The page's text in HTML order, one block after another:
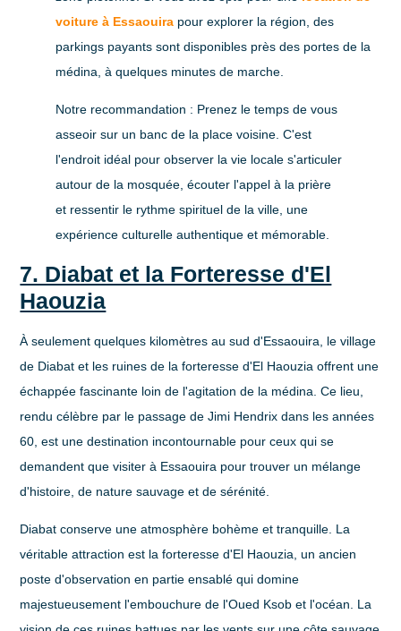
voiture à Essaouira pour explorer la région, des
parkings payants sont disponibles près des portes de la
médina, à quelques minutes de marche.
Notre recommandation : Prenez le temps de vous
asseoir sur un banc de la place voisine. C'est
l'endroit idéal pour observer la vie locale s'articuler
autour de la mosquée, écouter l'appel à la prière
et ressentir le rythme spirituel de la ville, une
expérience culturelle authentique et mémorable.
7. Diabat et la Forteresse d'El
Haouzia
À seulement quelques kilomètres au sud d'Essaouira, le village
de Diabat et les ruines de la forteresse d'El Haouzia offrent une
échappée fascinante loin de l'agitation de la médina. Ce lieu,
rendu célèbre par le passage de Jimi Hendrix dans les années
60, est une destination incontournable pour ceux qui se
demandentque visiter à Essaouira pour trouver un mélange
d'histoire, de nature sauvage et de sérénité.
Diabat conserve une atmosphère bohème et tranquille. La
véritable attraction est la forteresse d'El Haouzia, un ancien
poste d'observation en partie ensablé qui domine
majestueusement l'embouchure de l'Oued Ksob et l'océan. La